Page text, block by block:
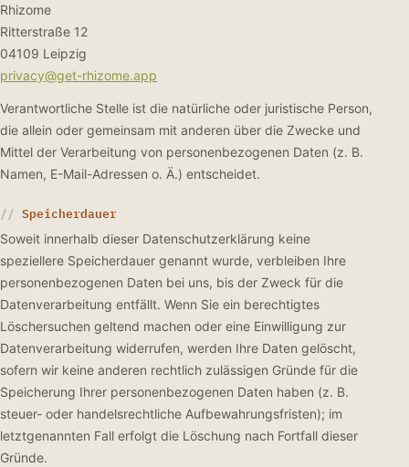
Rhizome
Ritterstraße 12
04109 Leipzig
privacy@get-rhizome.app
Verantwortliche Stelle ist die natürliche oder juristische Person,
die allein oder gemeinsam mit anderen über die Zwecke und
Mittel der Verarbeitung von personenbezogenen Daten (z. B.
Namen, E-Mail-Adressen o. Ä.) entscheidet.
Speicherdauer
Soweit innerhalb dieser Datenschutzerklärung keine
speziellere Speicherdauer genannt wurde, verbleiben Ihre
personenbezogenen Daten bei uns, bis der Zweck für die
Datenverarbeitung entfällt. Wenn Sie ein berechtigtes
Löschersuchen geltend machen oder eine Einwilligung zur
Datenverarbeitung widerrufen, werden Ihre Daten gelöscht,
sofern wir keine anderen rechtlich zulässigen Gründe für die
Speicherung Ihrer personenbezogenen Daten haben (z. B.
steuer- oder handelsrechtliche Aufbewahrungsfristen); im
letztgenannten Fall erfolgt die Löschung nach Fortfall dieser
Gründe.